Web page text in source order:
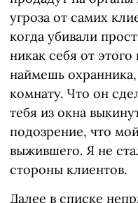
угроза от самих
когда убивали
никак себя от
наймешь
комнату. Что он
тебя из окна
подозрение, что
выжившего. Я не
стороны клиентов.
Далее в списке